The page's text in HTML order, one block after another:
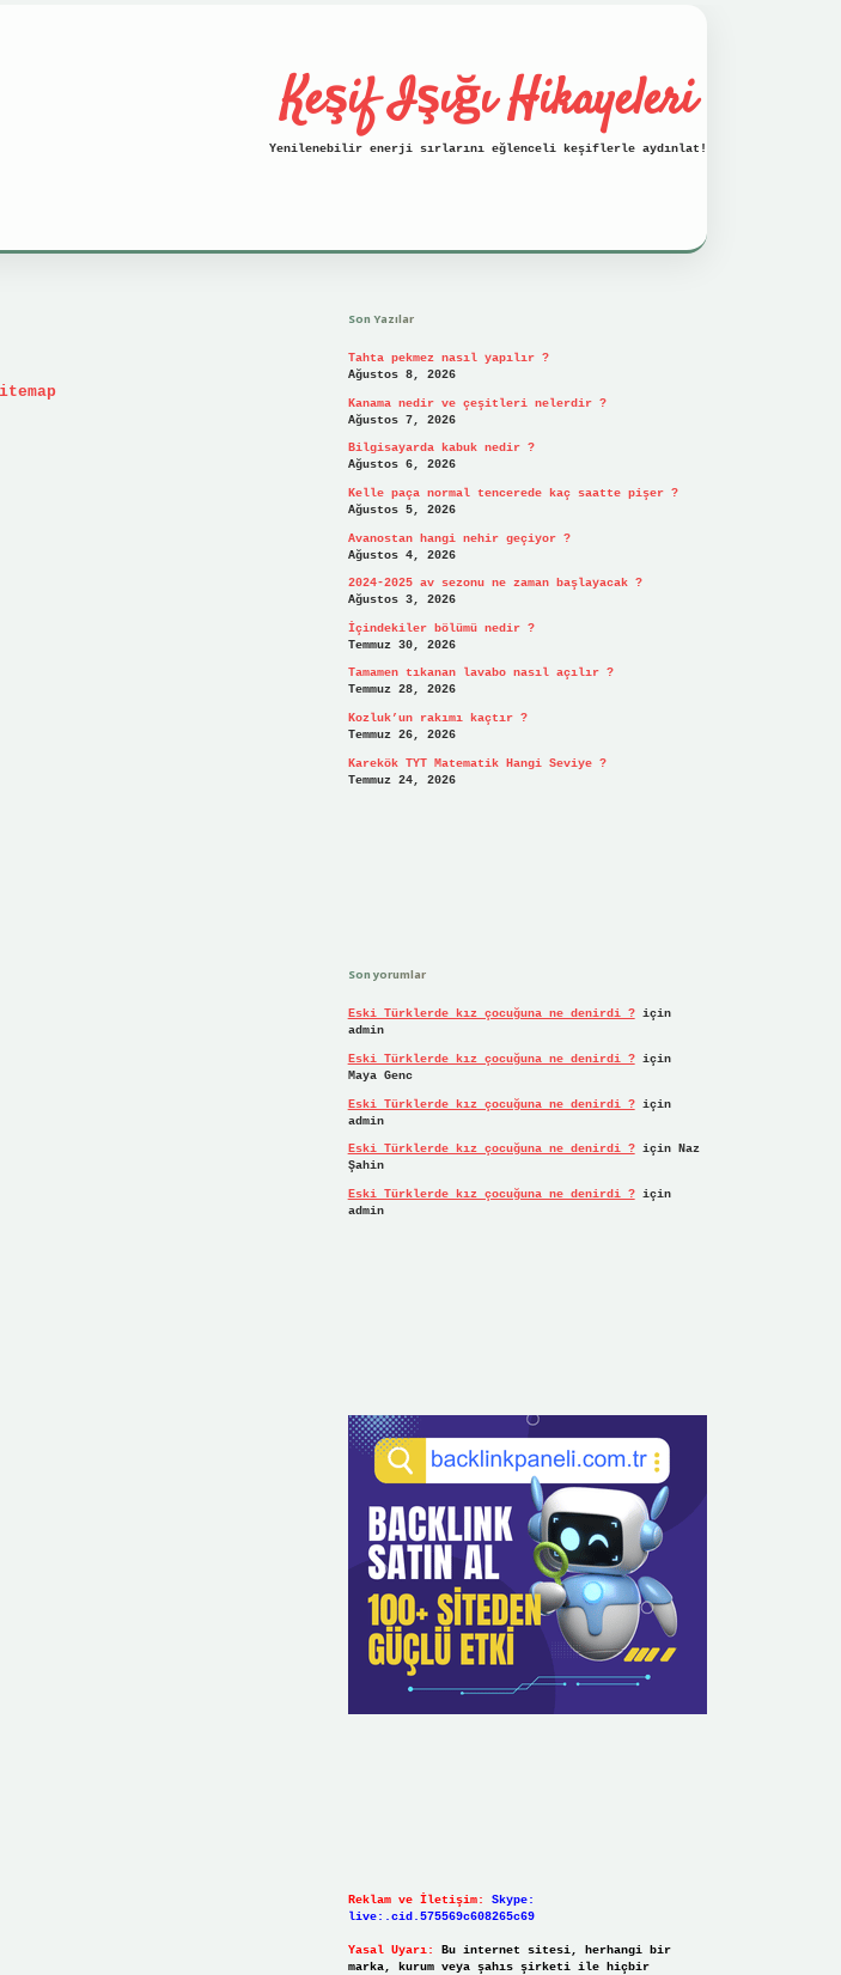
Keşif Işığı Hikayeleri
Yenilenebilir enerji sırlarını eğlenceli keşiflerle aydınlat!
Son Yazılar
Tahta pekmez nasıl yapılır ?
Ağustos 8, 2026
Kanama nedir ve çeşitleri nelerdir ?
Ağustos 7, 2026
Bilgisayarda kabuk nedir ?
Ağustos 6, 2026
Kelle paça normal tencerede kaç saatte pişer ?
Ağustos 5, 2026
Avanostan hangi nehir geçiyor ?
Ağustos 4, 2026
2024-2025 av sezonu ne zaman başlayacak ?
Ağustos 3, 2026
İçindekiler bölümü nedir ?
Temmuz 30, 2026
Tamamen tıkanan lavabo nasıl açılır ?
Temmuz 28, 2026
Kozluk’un rakımı kaçtır ?
Temmuz 26, 2026
Karekök TYT Matematik Hangi Seviye ?
Temmuz 24, 2026
Son yorumlar
Eski Türklerde kız çocuğuna ne denirdi ?için
admin
Eski Türklerde kız çocuğuna ne denirdi ?için
Maya Genc
Eski Türklerde kız çocuğuna ne denirdi ?için
admin
Eski Türklerde kız çocuğuna ne denirdi ?için Naz
Şahin
Eski Türklerde kız çocuğuna ne denirdi ?için
admin
Reklam ve İletişim:
Skype:
live:.cid.575569c608265c69
Yasal Uyarı:
Bu internet sitesi, herhangi bir
marka, kurum veya şahıs şirketi ile hiçbir